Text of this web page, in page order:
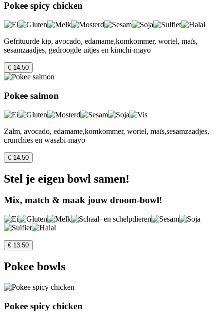
Pokee spicy chicken
Gefrituurde kip, avocado, edamame,komkommer, wortel, maïs,
sesamzaadjes, gedroogde uitjes en kimchi-mayo
€ 14.50
Pokee salmon
Zalm, avocado, edamame,komkommer, wortel, maïs,sesamzaadjes,
crunchies en wasabi-mayo
€ 14.50
Stel je eigen bowl samen!
Mix, match & maak jouw droom-bowl!
€ 13.50
Pokee bowls
Pokee spicy chicken